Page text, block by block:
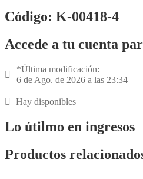
Código: K-00418-4
Accede a tu cuenta
*Última modificación:
6 de Ago. de 2026 a las 23:34
Hay disponibles
Lo útilmo en ingresos
Productos